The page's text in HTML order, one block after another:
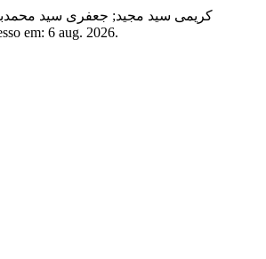
کریمی سید مجید; جعفری سید
em: 6 aug. 2026.